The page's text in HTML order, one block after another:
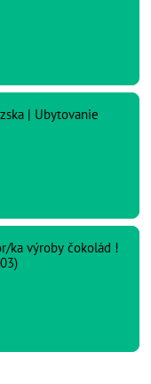
| Ubytovanie
ka výroby čokolád !